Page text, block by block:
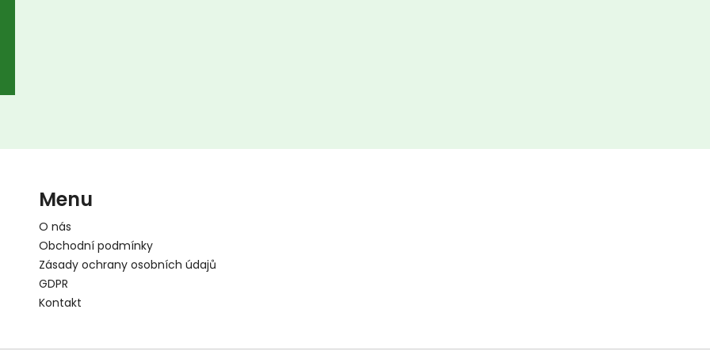
Menu
O nás
Obchodní podmínky
Zásady ochrany osobních údajů
GDPR
Kontakt